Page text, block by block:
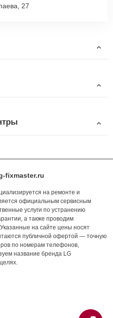
27
fixmaster.ru
на ремонте и
официальным сервисным
услуги по устранению
а также проводим
Указанные на сайте цены носят
публичной офертой — точную
по номерам телефонов,
название бренда LG